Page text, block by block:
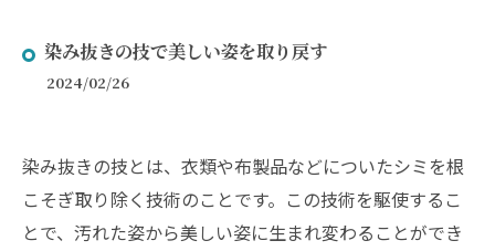
染み抜きの技で美しい姿を取り戻す
2024/02/26
染み抜きの技とは、衣類や布製品などについたシミを根
こそぎ取り除く技術のことです。この技術を駆使するこ
とで、汚れた姿から美しい姿に生まれ変わることができ